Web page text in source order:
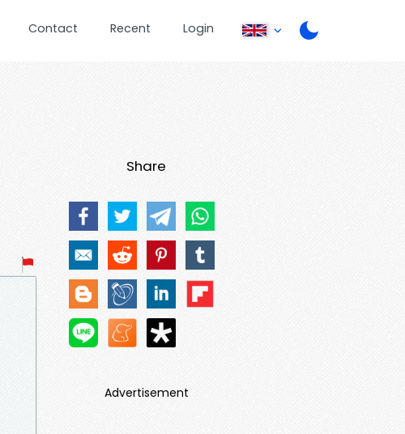
Contact Recent Login
Share
Advertisement